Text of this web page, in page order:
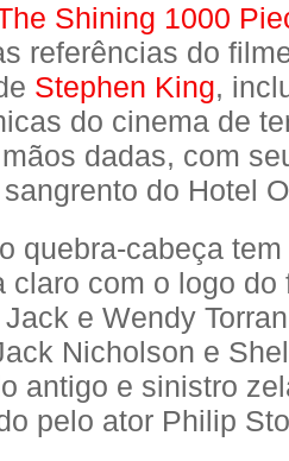
Shining 1000
referências do
Stephen King,
do cinema de
dadas, com
do Hotel
quebra-cabeça
claro com o logo do
e Wendy
Nicholson e
antigo e sinistro
pelo ator Philip